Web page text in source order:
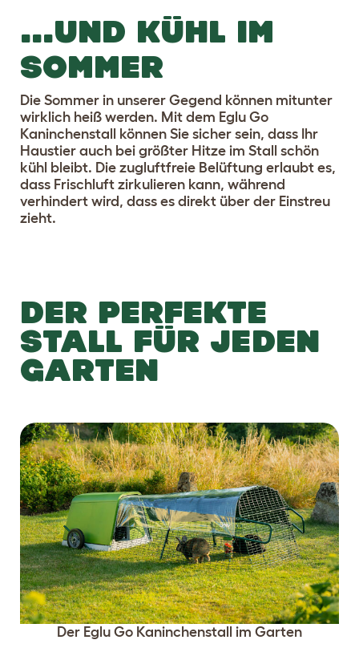
...UND KÜHL IM
SOMMER
Die Sommer in unserer Gegend können mitunter
wirklich heiß werden. Mit dem Eglu Go
Kaninchenstall können Sie sicher sein, dass Ihr
Haustier auch bei größter Hitze im Stall schön
kühl bleibt. Die zugluftfreie Belüftung erlaubt es,
dass Frischluft zirkulieren kann, während
verhindert wird, dass es direkt über der Einstreu
zieht.
DER PERFEKTE
STALL FÜR JEDEN
GARTEN
Der Eglu Go Kaninchenstall im Garten